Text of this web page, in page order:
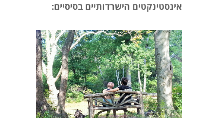
אינסטינקטים הישרדותיים בסיסיים: